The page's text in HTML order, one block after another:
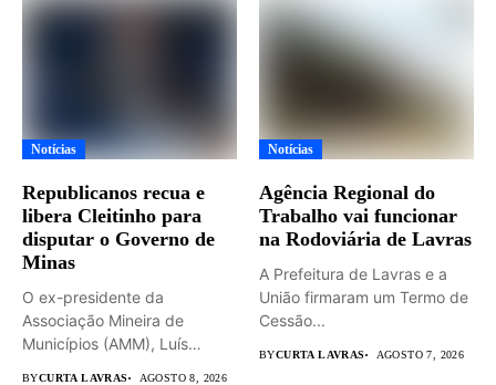
Notícias
Republicanos recua e
libera Cleitinho para
disputar o Governo de
Minas
O ex-presidente da
Associação Mineira de
Municípios (AMM), Luís
BYCURTA LAVRAS AGOSTO 8, 2026
Notícias
Agência Regional do
Trabalho vai funcionar
na Rodoviária de Lavras
A Prefeitura de Lavras e a
União firmaram um Termo de
Cessão...
BYCURTA LAVRAS AGOSTO 7, 2026